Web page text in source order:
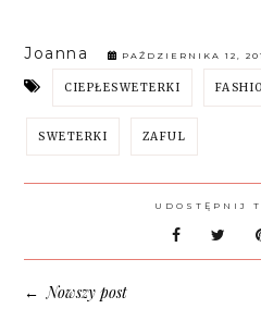
Joanna PAŹDZIERNIKA 12,
CIEPŁESWETERKI
SWETERKI ZAFUL
UDOSTĘPNIJ
←Nowszy post